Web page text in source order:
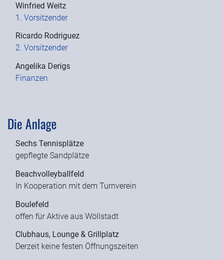
Winfried Weitz
1. Vorsitzender
Ricardo Rodriguez
2. Vorsitzender
Angelika Derigs
Finanzen
Die Anlage
Sechs Tennisplätze
gepflegte Sandplätze
Beachvolleyballfeld
In Kooperation mit dem Turnverein
Boulefeld
offen für Aktive aus Wöllstadt
Clubhaus, Lounge & Grillplatz
Derzeit keine festen Öffnungszeiten